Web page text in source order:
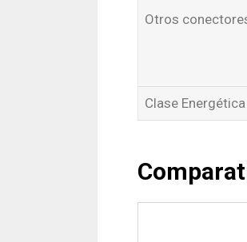
Otros
Clase Energética